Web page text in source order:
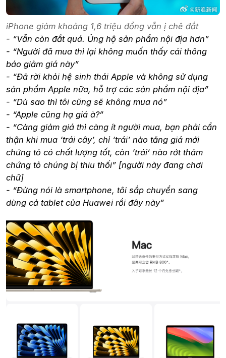
iPhone giảm khoảng 1,6 triệu đồng vẫn ị chê đắt
- “Vẫn còn đắt quá. Ủng hộ sản phẩm nội địa hơn”
- “Người đã mua thì lại không muốn thấy cái thông
báo giảm giá này”
- “Đã rời khỏi hệ sinh thái Apple và không sử dụng
sản phẩm Apple nữa, hỗ trợ các sản phẩm nội địa”
- “Dù sao thì tôi cũng sẽ không mua nó”
- “Apple cũng hạ giá à?”
- “Càng giảm giá thì càng ít người mua, bạn phải cẩn
thận khi mua ‘trái cây’, chỉ ‘trái’ nào tăng giá mới
chứng tỏ có chất lượng tốt, còn ‘trái’ nào rớt thảm
chứng tỏ chúng bị thiu thối” [người này đang chơi
chữ]
- “Đừng nói là smartphone, tôi sắp chuyển sang
dùng cả tablet của Huawei rồi đây này”